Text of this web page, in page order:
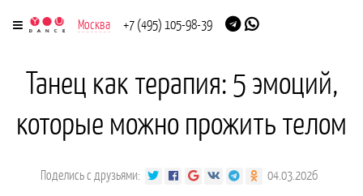
Москва +7 (495) 105-98-39
Танец как терапия: 5 эмоций,
которые можно прожить телом
Поделись с друзьями: 04.03.2026